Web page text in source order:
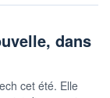
dans
cet été. Elle